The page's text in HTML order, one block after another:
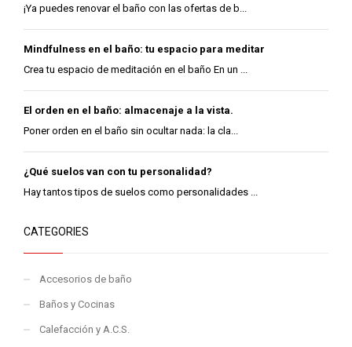
¡Ya puedes renovar el baño con las ofertas de b...
Mindfulness en el baño: tu espacio para meditar
Crea tu espacio de meditación en el baño En un ...
El orden en el baño: almacenaje a la vista.
Poner orden en el baño sin ocultar nada: la cla...
¿Qué suelos van con tu personalidad?
Hay tantos tipos de suelos como personalidades ...
CATEGORIES
Accesorios de baño
Baños y Cocinas
Calefacción y A.C.S.